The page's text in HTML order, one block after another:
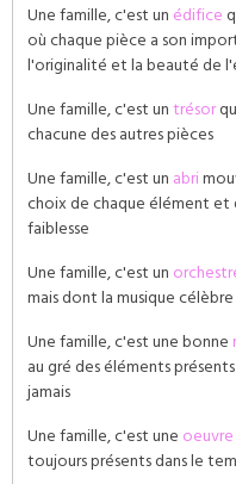
Une famille, c'est unédifice
où chaque pièce a son
l'originalité et la beauté de
Une famille, c'est untrésor
chacune des autres pièces
Une famille, c'est unabri
choix de chaque élément
faiblesse
Une famille, c'est un
mais dont la musique
Une famille, c'est une bonne
au gré des éléments
jamais
Une famille, c'est une
toujours présents dans le